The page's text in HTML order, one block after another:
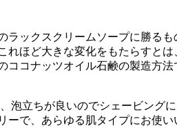
ックスクリームソープに勝る
ほど大きな変化をもたらすと
コナッツオイル石鹸の製造方
泡立ちが良いのでシェービン
で、あらゆる肌タイプにお使い